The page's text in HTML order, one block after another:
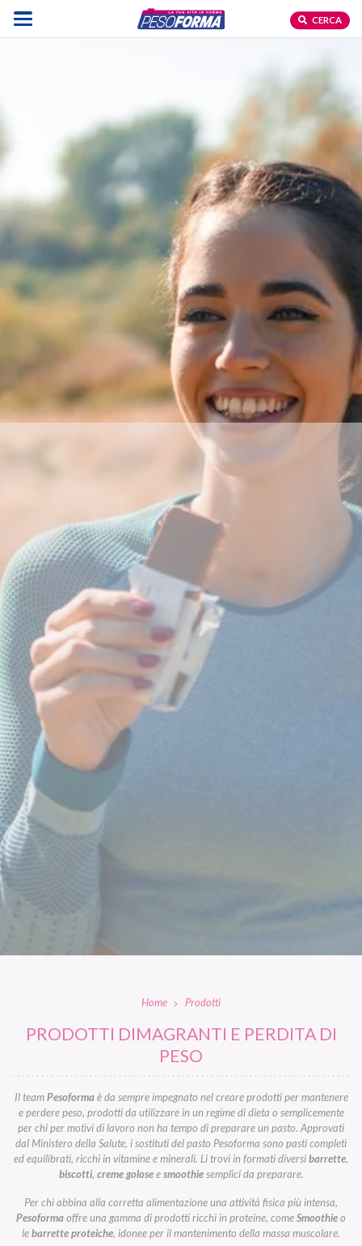
CERCA
Home Prodotti
PRODOTTI DIMAGRANTI E PERDITA DI
PESO
Il teamPesoformaè da sempre impegnato nel creare prodotti per mantenere
e perdere peso, prodotti da utilizzare in un regime di dieta o semplicemente
per chi per motivi di lavoro non ha tempo di preparare un pasto. Approvati
dal Ministero della Salute, i sostituti del pasto Pesoforma sono pasti completi
ed equilibrati, ricchi in vitamine e minerali. Li trovi in formati diversibarrette,
biscotti, creme goloseesmoothiesemplici da preparare.
Per chi abbina alla corretta alimentazione una attività fisica più intensa,
Pesoformaoffre una gamma di prodotti ricchi in proteine, comeSmoothieo
lebarrette proteiche, idonee per il mantenimento della massa muscolare.